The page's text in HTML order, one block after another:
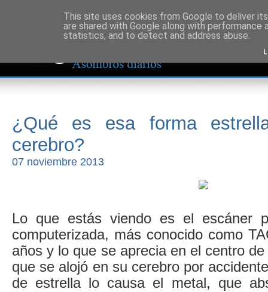
¿Qué es esa forma
cerebro?
07 noviembre 2013
Lo que estás viendo es el escáner
computerizada, más conocido como
años y lo que se aprecia en el centro
que se alojó en su cerebro por
de estrella lo causa el metal, que
This site uses cookies from Google to deliver
are shared with Google along with
statistics, and to detect and address abuse.